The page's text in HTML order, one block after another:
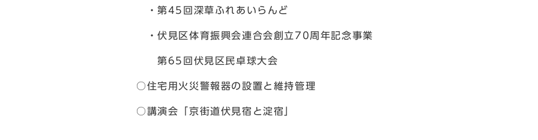
・第45回深草ふれあいらんど
・伏見区体育振興会連合会創立70周年記念事業
第65回伏見区民卓球大会
○住宅用火災警報器の設置と維持管理
○講演会「京街道伏見宿と淀宿」